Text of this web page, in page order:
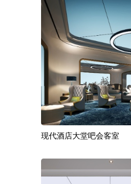
现代酒店大堂吧会客室